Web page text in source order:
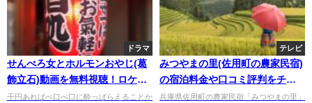
ドラマ
せんべろ女とホルモンおやじ(葛
飾立石)動画を無料視聴！ロケの
居酒屋も調査
千円あればべ口べ口に酔っぱらえることか
テレビ
みつやまの里(佐用町の農家民宿)
の宿泊料金や口コミ評判をチェ
ック！
兵庫県佐用町の農家民宿「みつやまの里」